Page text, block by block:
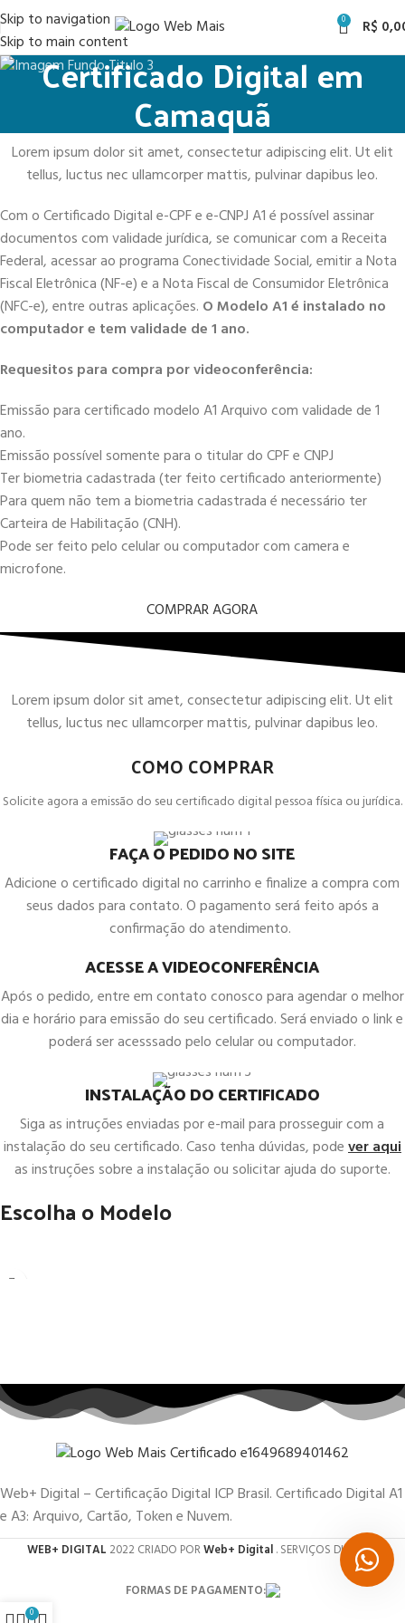
Skip to navigation
Skip to main content
0 R$
Certificado Digital em
Camaquã
Lorem ipsum dolor sit amet, consectetur adipiscing elit. Ut elit
tellus, luctus nec ullamcorper mattis, pulvinar dapibus leo.
Com o Certificado Digital e-CPF e e-CNPJ A1 é possível assinar
documentos com validade jurídica, se comunicar com a Receita
Federal, acessar ao programa Conectividade Social, emitir a Nota
Fiscal Eletrônica (NF-e) e a Nota Fiscal de Consumidor Eletrônica
(NFC-e), entre outras aplicações. O Modelo A1 é instalado no
computador e tem validade de 1 ano.
Requesitos para compra por videoconferência:
Emissão para certificado modelo A1 Arquivo com validade de 1
ano.
Emissão possível somente para o titular do CPF e CNPJ
Ter biometria cadastrada (ter feito certificado anteriormente)
Para quem não tem a biometria cadastrada é necessário ter
Carteira de Habilitação (CNH).
Pode ser feito pelo celular ou computador com camera e
microfone.
COMPRAR AGORA
Lorem ipsum dolor sit amet, consectetur adipiscing elit. Ut elit
tellus, luctus nec ullamcorper mattis, pulvinar dapibus leo.
COMO COMPRAR
Solicite agora a emissão do seu certificado digital pessoa física ou jurídica.
FAÇA O PEDIDO NO SITE
Adicione o certificado digital no carrinho e finalize a compra com
seus dados para contato. O pagamento será feito após a
confirmação do atendimento.
ACESSE A VIDEOCONFERÊNCIA
Após o pedido, entre em contato conosco para agendar o melhor
dia e horário para emissão do seu certificado. Será enviado o link e
poderá ser acesssado pelo celular ou computador.
INSTALAÇÃO DO CERTIFICADO
Siga as intruções enviadas por e-mail para prosseguir com a
instalação do seu certificado. Caso tenha dúvidas, podever aqui
as instruções sobre a instalação ou solicitar ajuda do suporte.
Escolha o Modelo
Web+ Digital – Certificação Digital ICP Brasil. Certificado Digital A1
e A3: Arquivo, Cartão, Token e Nuvem.
WEB+ DIGITAL 2022 CRIADO PORWeb+ Digital. SERVIÇOS DIGITAIS.
FORMAS DE PAGAMENTO:
0